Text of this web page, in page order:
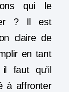
qui le
? Il est
claire de
en tant
faut qu’il
à affronter